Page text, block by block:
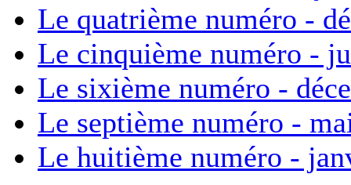
Le quatrième numéro -
Le cinquième numéro -
Le sixième numéro -
Le septième numéro -
Le huitième numéro -